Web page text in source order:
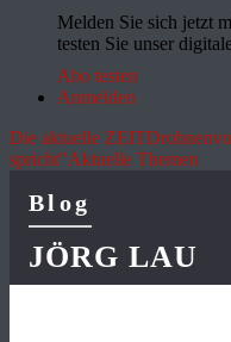
Melden Sie sich jetzt
testen Sie unser
Abo testen
Anmelden
Die aktuelle ZEIT
spricht"Aktuelle Themen
Blog
JÖRG LAU